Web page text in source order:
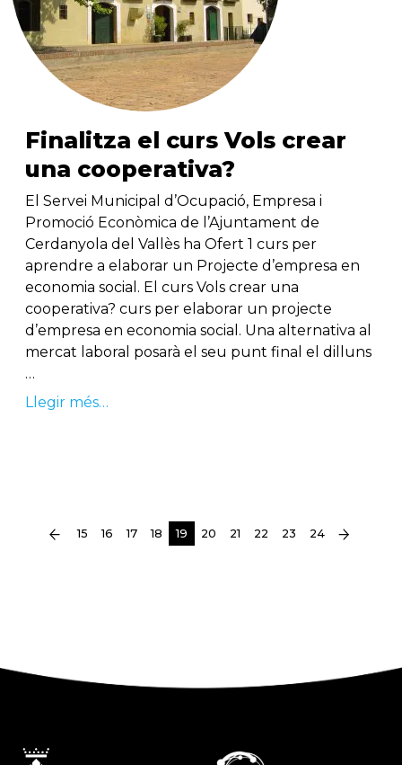
Finalitza el curs Vols crear
una cooperativa?
El Servei Municipal d’Ocupació, Empresa i
Promoció Econòmica de l’Ajuntament de
Cerdanyola del Vallès ha Ofert 1 curs per
aprendre a elaborar un Projecte d’empresa en
economia social. El curs Vols crear una
cooperativa? curs per elaborar un projecte
d’empresa en economia social. Una alternativa al
mercat laboral posarà el seu punt final el dilluns
…
Llegir més…
15 16 17 18 19(current)
20 21 22 23 24